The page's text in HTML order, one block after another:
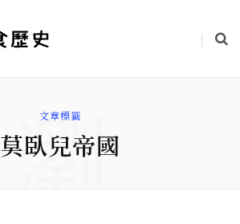
文章標籤
莫臥兒帝國
瀏